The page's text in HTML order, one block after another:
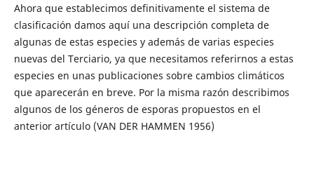
Ahora que establecimos definitivamente el sistema de
clasificación damos aquí una descripción completa de
algunas de estas especies y además de varias especies
nuevas del Terciario, ya que necesitamos referirnos a estas
especies en unas publicaciones sobre cambios climáticos
que aparecerán en breve. Por la misma razón describimos
algunos de los géneros de esporas propuestos en el
anterior artículo (VAN DER HAMMEN 1956)